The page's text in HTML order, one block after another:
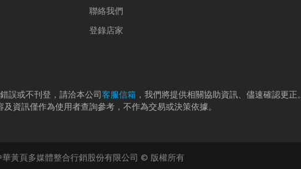
聯絡我們
登錄店家
誤或不刊登，請洽本公司客服信箱 ，我們將提供相關協助資訊、儘速確認更正。
及資訊僅作為使用者查詢參考，不作為交易或決策依據。
華黃頁多媒體整合行銷股份有限公司 © 版權所有